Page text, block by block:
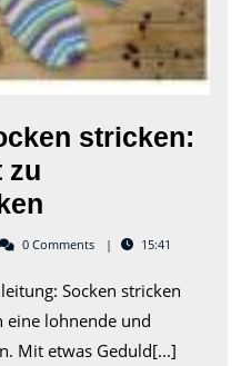
stricken:
zu
zum
stricken:
Schritt
0 Comments 15:41
Socken stricken
eine lohnende und
Mit etwas Geduld[...]